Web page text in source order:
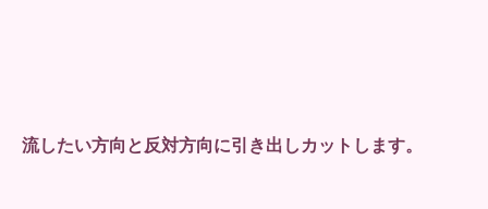
流したい方向と反対方向に引き出しカットします。